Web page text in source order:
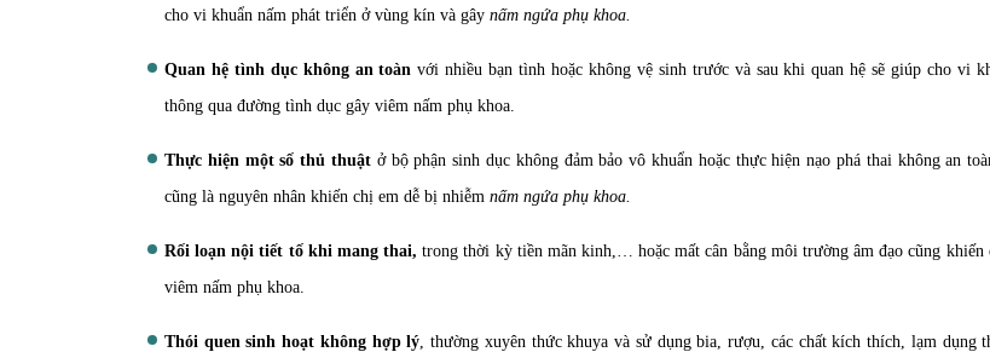
cho vi khuẩn nấm phát triển ở vùng kín và gây nấm ngứa phụ khoa.
Quan hệ tình dục không an toàn với nhiều bạn tình hoặc không vệ sinh trước và sau khi quan hệ sẽ giúp cho vi
thông qua đường tình dục gây viêm nấm phụ khoa.
Thực hiện một số thủ thuật ở bộ phận sinh dục không đảm bảo vô khuẩn hoặc thực hiện nạo phá thai không an
cũng là nguyên nhân khiến chị em dễ bị nhiễm nấm ngứa phụ khoa.
Rối loạn nội tiết tố khi mang thai, trong thời kỳ tiền mãn kinh,… hoặc mất cân bằng môi trường âm đạo cũng khiến
viêm nấm phụ khoa.
Thói quen sinh hoạt không hợp lý, thường xuyên thức khuya và sử dụng bia, rượu, các chất kích thích, lạm dụng